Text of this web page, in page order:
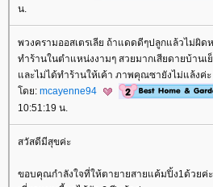
น.
พวงครามออสเตรเลีย ถ้าแดดดีๆปลูกแล้วไม่ผิด
ทำร้านในตำแหน่งงามๆ สวยมากเสียดายบ้าน
ละไม่ได้ทำร้านให้เค้า ภาพคุณซายังไม่แล้งค่ะ
ดย: mcayenne94
10:51:19 น.
สวัสดีมีสุขค่ะ
ขอบคุณกำลังใจที่ให้ตายายสายแค้มปิ้ง1ด้วยค่ะ